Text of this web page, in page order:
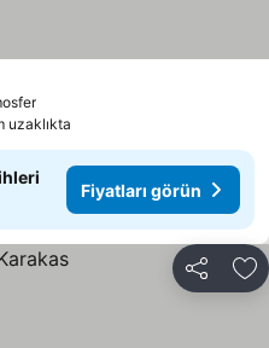
uzaklıkta
Fiyatları görün
Paylaş